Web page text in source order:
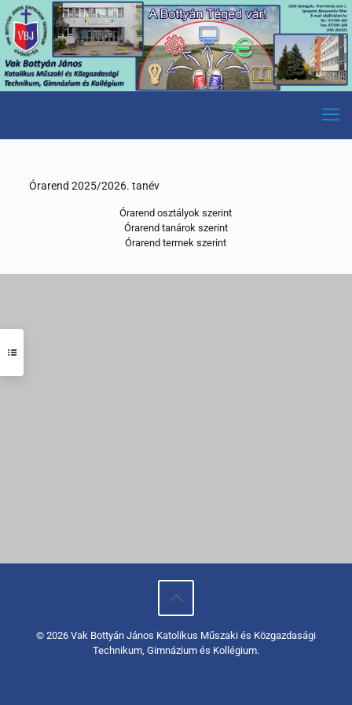
Órarend 2025/2026. tanév
Órarend osztályok szerint
Órarend tanárok szerint
Órarend termek szerint
© 2026 Vak Bottyán János Katolikus Műszaki és Közgazdasági
Technikum, Gimnázium és Kollégium.